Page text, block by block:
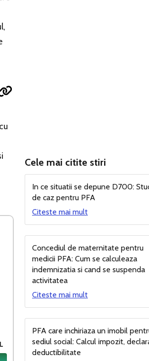
Cele mai citite stiri
In ce situatii se depune D700:
de caz pentru PFA
Citeste mai mult
Concediul de maternitate pentru
medicii PFA: Cum se calculeaza
indemnizatia si cand se suspenda
activitatea
Citeste mai mult
PFA care inchiriaza un imobil
sediul social: Calcul impozit,
deductibilitate